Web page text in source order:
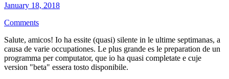
January 18, 2018
Comments
Salute, amicos! Io ha essite (quasi) silente in le ultime septimanas, a
causa de varie occupationes. Le plus grande es le preparation de un
programma per computator, que io ha quasi completate e cuje
version "beta" essera tosto disponibile.